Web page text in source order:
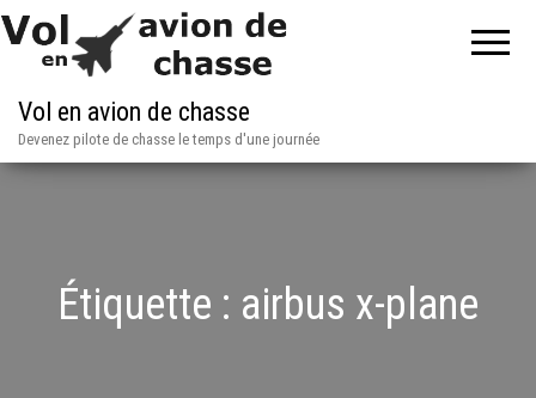
Vol en avion de chasse
Devenez pilote de chasse le temps d'une journée
Étiquette : airbus x-plane